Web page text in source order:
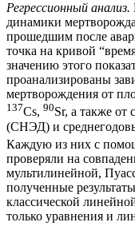
Регрессионный анализ.
динамики
прошедшим после
точка на кривой
значению этого
проанализированы
мертворождения от
137Cs, 90Sr, а также
(СНЭД) и
Каждую из них с
проверяли на
мультилинейной,
полученные
классической
только уравнения и